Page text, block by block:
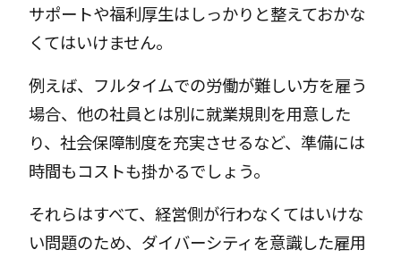
サポートや福利厚生はしっかりと整えておかな
くてはいけません。
例えば、フルタイムでの労働が難しい方を雇う
場合、他の社員とは別に就業規則を用意した
り、社会保障制度を充実させるなど、準備には
時間もコストも掛かるでしょう。
それらはすべて、経営側が行わなくてはいけな
い問題のため、ダイバーシティを意識した雇用